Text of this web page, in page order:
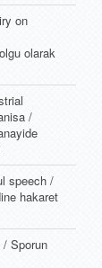
on
olarak
/
speech /
hakaret
Sporun